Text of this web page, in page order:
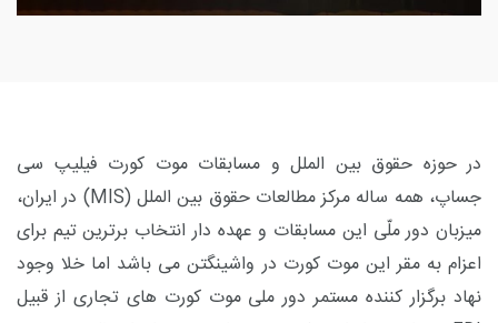
در حوزه حقوق بین الملل و مسابقات موت کورت فیلیپ سی
جساپ، همه ساله مرکزمطالعات حقوق بین الملل (MIS) در ایران،
میزبان دور ملّی این مسابقات و عهده دار انتخاب برترین تیم برای
اعزام به مقر این موت کورت در واشینگتن می باشد اما خلا وجود
نهاد برگزار کننده مستمر دور ملی موت کورت های تجاری از قبیل